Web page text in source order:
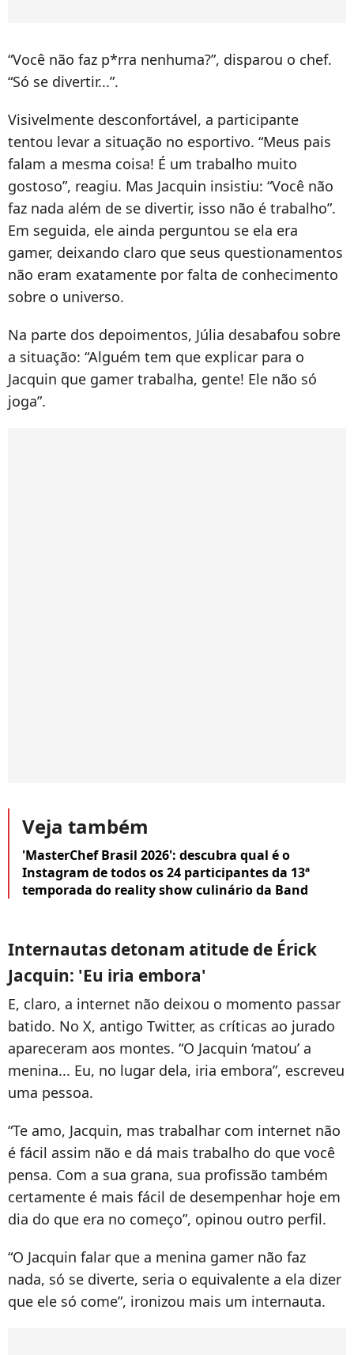
“Você não faz p*rra nenhuma?”, disparou o chef.
“Só se divertir...”.
Visivelmente desconfortável, a participante
tentou levar a situação no esportivo. “Meus pais
falam a mesma coisa! É um trabalho muito
gostoso”, reagiu. Mas Jacquin insistiu: “Você não
faz nada além de se divertir, isso não é trabalho”.
Em seguida, ele ainda perguntou se ela era
gamer, deixando claro que seus questionamentos
não eram exatamente por falta de conhecimento
sobre o universo.
Na parte dos depoimentos, Júlia desabafou sobre
a situação: “Alguém tem que explicar para o
Jacquin que gamer trabalha, gente! Ele não só
joga”.
Veja também
'MasterChef Brasil 2026': descubra qual é o
Instagram de todos os 24 participantes da 13ª
temporada do reality show culinário da Band
Internautas detonam atitude de Érick
Jacquin: 'Eu iria embora'
E, claro, a internet não deixou o momento passar
batido. No X, antigo Twitter, as críticas ao jurado
apareceram aos montes. “O Jacquin ‘matou’ a
menina... Eu, no lugar dela, iria embora”, escreveu
uma pessoa.
“Te amo, Jacquin, mas trabalhar com internet não
é fácil assim não e dá mais trabalho do que você
pensa. Com a sua grana, sua profissão também
certamente é mais fácil de desempenhar hoje em
dia do que era no começo”, opinou outro perfil.
“O Jacquin falar que a menina gamer não faz
nada, só se diverte, seria o equivalente a ela dizer
que ele só come”, ironizou mais um internauta.